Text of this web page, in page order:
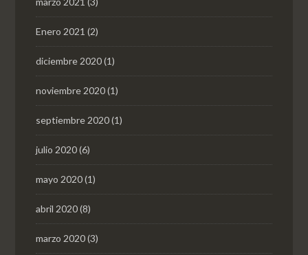
Enero 2021 (2)
diciembre 2020(1)
noviembre 2020(1)
septiembre 2020(1)
julio 2020(6)
mayo 2020(1)
abril 2020(8)
marzo 2020(3)